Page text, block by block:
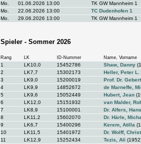
Mo.
01.06.2026 13:00
TK GW Mannheim 1
Mo.
22.06.2026 13:00
TC Dudenhofen 1
Mo.
29.06.2026 13:00 TK GW Mannheim 1
Spieler - Sommer 2026
Rang LK ID-Nummer Name, Vorname
1 LK10,0 15452786 Shaw, Danny
2
LK7,7 15302173 Heller, Peter L.
3
LK9,0 15200019
Prof. Dr.
4
LK9,9 14852672
de Marneffe,
5
LK9,6 15052449 Hubert, Jean
6
LK12,0 15151932
van Malder,
7
LK8,9 15100001
Dr. Alfers,
8
LK11,2 15602070
Dr. Härle,
9
LK6,7 15400296 Kerem, Atilla
10
LK11,5 15401972
Dr. Wolff,
11
LK12,9 15252434 Tezis, Ali